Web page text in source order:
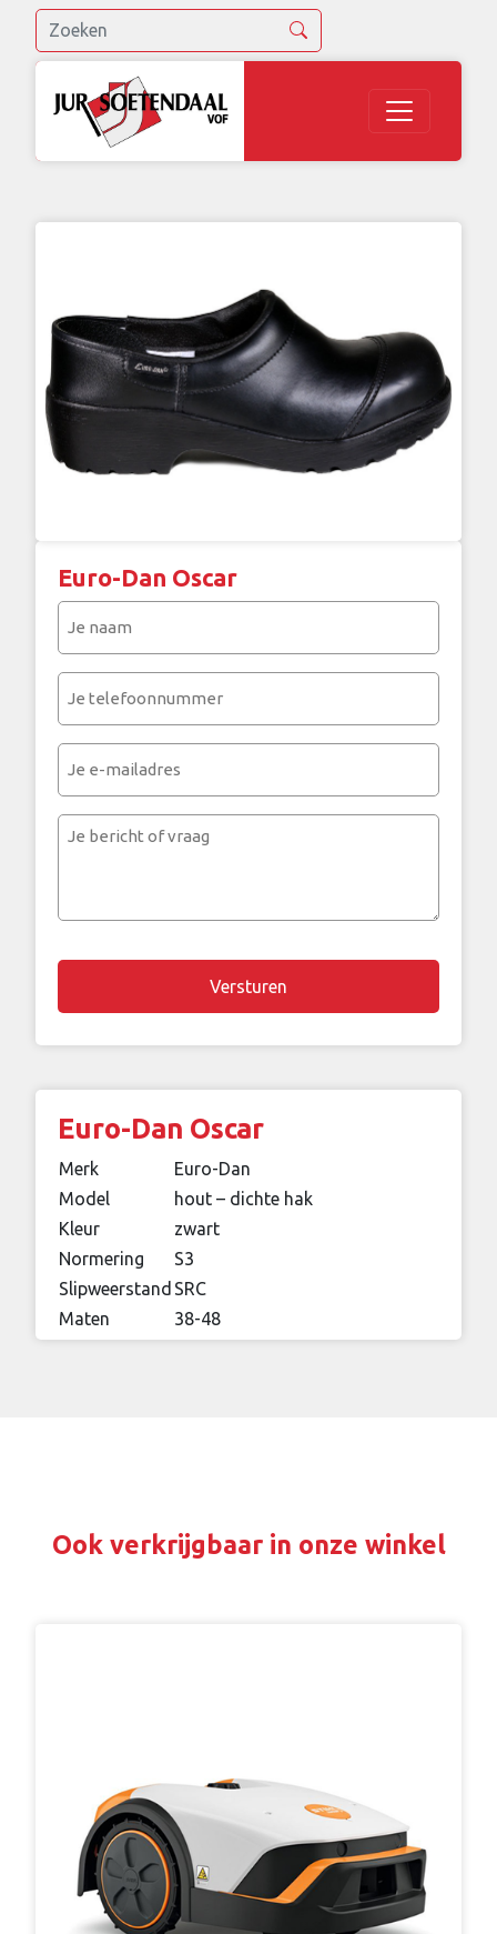
Euro-Dan Oscar
(Vereist)
(Vereist)
mailadres
Je
Chapta
Euro-Dan Oscar
Merk
Euro-Dan
Model
hout – dichte hak
Kleur
zwart
Normering
S3
Slipweerstand SRC
Maten
38-48
Ook verkrijgbaar in onze winkel